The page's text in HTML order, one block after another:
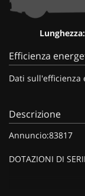
Efficienza
Dati
Descrizione
Annuncio:83817
DOTAZIONI DI